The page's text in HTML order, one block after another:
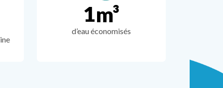
1m³
d’eau économisés